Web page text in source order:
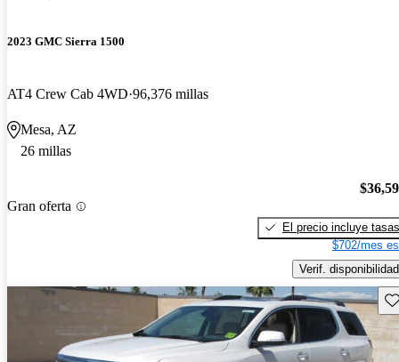
2023 GMC Sierra 1500
AT4 Crew Cab 4WD 96,376 millas
Mesa, AZ
26 millas
Gran oferta
El precio incluye tasas
$702/mes
Verif. disponibilidad